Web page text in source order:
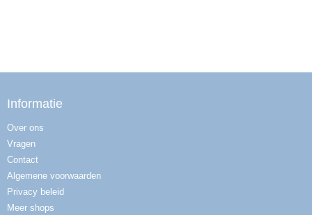
Informatie
Over ons
Vragen
Contact
Algemene voorwaarden
Privacy beleid
Meer shops